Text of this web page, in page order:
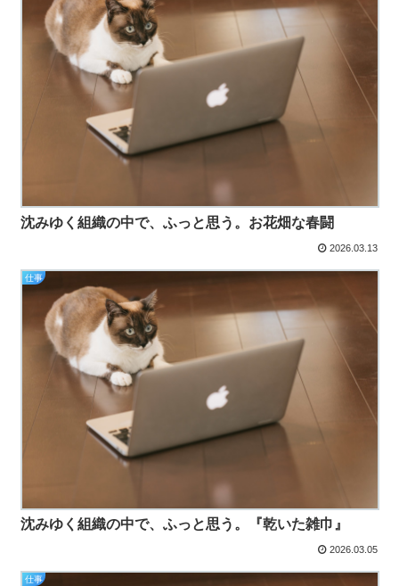
沈みゆく組織の中で、ふっと思う。お花畑な春闘
2026.03.13
仕事
沈みゆく組織の中で、ふっと思う。『乾いた雑巾』
2026.03.05
仕事